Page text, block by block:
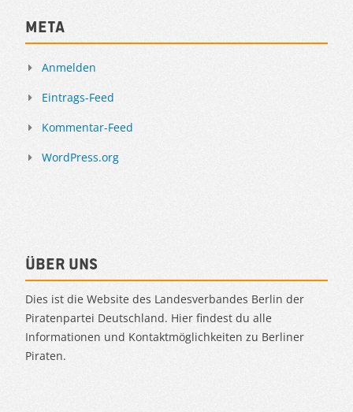
Meta
Anmelden
Eintrags-Feed
Kommentar-Feed
WordPress.org
Über uns
Dies ist die Website des Landesverbandes Berlin der
Piratenpartei Deutschland. Hier findest du alle
Informationen und Kontaktmöglichkeiten zu Berliner
Piraten.